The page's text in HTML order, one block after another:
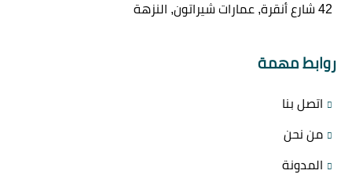
42 شارع أنقرة, عمارات شيراتون, النزهة
روابط مهمة
اتصل بنا
من نحن
المدونة